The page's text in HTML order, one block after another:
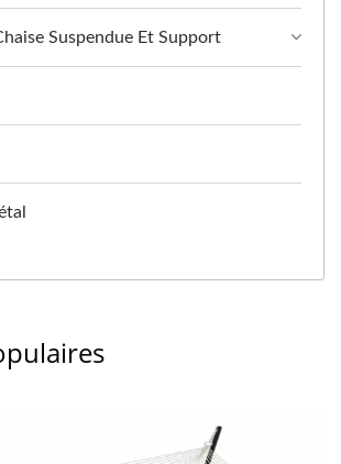
Suspendue Et Support